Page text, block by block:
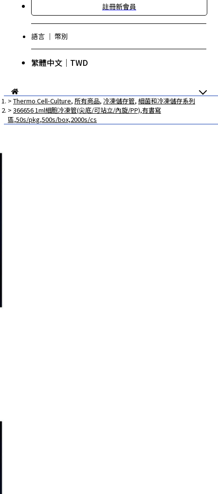
註冊新會員
語言 ｜ 幣別
繁體中文｜TWD
Thermo Cell-Culture, 所有商品, 冷凍儲存管, 細菌和冷凍儲存系列
366656 1ml細胞冷凍管(尖底/可站立/內旋/PP),有書寫
區,50s/pkg,500s/box,2000s/cs